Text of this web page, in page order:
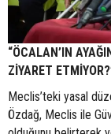
“ÖCALAN’IN
ZİYARET
Meclis’teki yasal
Özdağ, Meclis ile